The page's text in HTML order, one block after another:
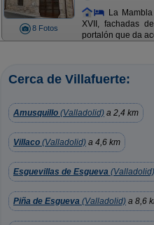
8 Fotos
La
XVII, fachadas
portalón que da
Cerca de Villafuerte:
Amusquillo (Valladolid) a 2,4 km
Villaco (Valladolid) a 4,6 km
Esguevillas de Esgueva (Valladolid)
Piña de Esgueva (Valladolid) a 8,6